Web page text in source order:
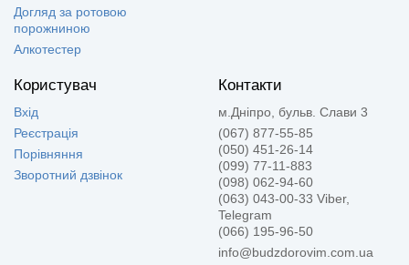
Догляд за ротовою
порожниною
Алкотестер
Користувач
Вхід
Реєстрація
Порівняння
Зворотний дзвінок
Контакти
м.Дніпро, бульв. Слави 3
(067) 877-55-85
(050) 451-26-14
(099) 77-11-883
(098) 062-94-60
(063) 043-00-33 Viber,
Telegram
(066) 195-96-50
info@budzdorovim.com.ua